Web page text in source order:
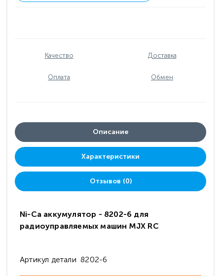
Качество Доставка
Оплата Обмен
Описание
Характеристики
Отзывов (0)
Ni-Ca аккумулятор - 8202-6 для
радиоуправляемых машин MJX RC
Артикул детали 8202-6